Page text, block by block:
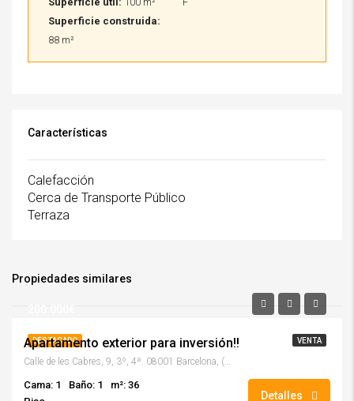
Superficie construida:
88 m²
Características
Calefacción
Cerca de Transporte Público
Terraza
Propiedades similares
DESTACADO VENTA
200.000€
Apartamento exterior para inversión!!
Calle de les Cabres, 9, 3º, 4ª. 08001 Barcelona, (Barcelona)
Cama: 1 Baño: 1
m²: 36
Detalles